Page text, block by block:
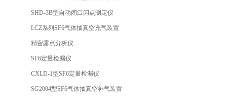
SHD-3B型自动闭口闪点测定仪
LCZ系列SF6气体抽真空充气装置
精密露点分析仪
SF6定量检漏仪
CXLD-1型SF6定量检漏仪
SG2004型SF6气体抽真空补气装置